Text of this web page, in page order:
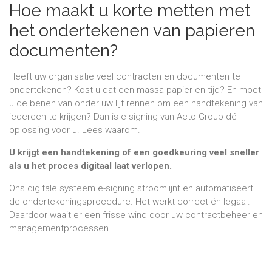
Hoe maakt u korte metten met
het ondertekenen van papieren
documenten?
Heeft uw organisatie veel contracten en documenten te
ondertekenen? Kost u dat een massa papier en tijd? En moet
u de benen van onder uw lijf rennen om een handtekening van
iedereen te krijgen? Dan is e-signing van Acto Group dé
oplossing voor u. Lees waarom.
U krijgt een handtekening of een goedkeuring veel sneller
als u het proces digitaal laat verlopen.
Ons digitale systeem e-signing stroomlijnt en automatiseert
de ondertekeningsprocedure. Het werkt correct én legaal.
Daardoor waait er een frisse wind door uw contractbeheer en
managementprocessen.